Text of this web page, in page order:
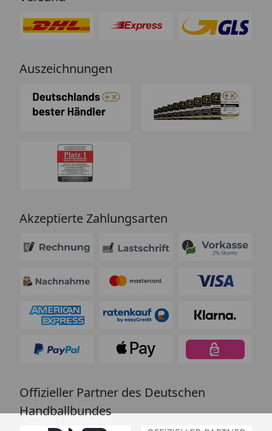
Auszeichnungen
Akzeptierte Zahlungsarten
Offizieller Partner des Deutschen
Handballbundes